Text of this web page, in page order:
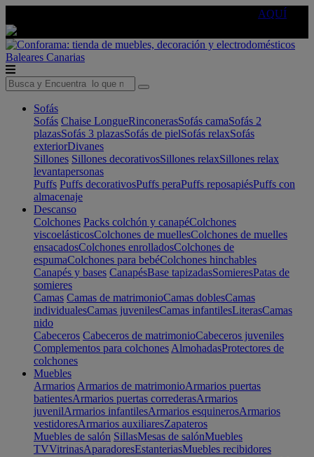
AQUÍ
Baleares Canarias
Sofás
Sofás Chaise LongueRinconerasSofás camaSofás 2
plazasSofás 3 plazasSofás de pielSofás relaxSofás
exteriorDivanes
Sillones Sillones decorativosSillones relaxSillones relax
levantapersonas
Puffs Puffs decorativosPuffs peraPuffs reposapiésPuffs con
almacenaje
Descanso
Colchones Packs colchón y canapéColchones
viscoelásticosColchones de muellesColchones de muelles
ensacadosColchones enrolladosColchones de
espumaColchones para bebéColchones hinchables
Canapés y bases CanapésBase tapizadasSomieresPatas de
somieres
Camas Camas de matrimonioCamas doblesCamas
individualesCamas juvenilesCamas infantilesLiterasCamas
nido
Cabeceros Cabeceros de matrimonioCabeceros juveniles
Complementos para colchones AlmohadasProtectores de
colchones
Muebles
Armarios Armarios de matrimonioArmarios puertas
batientesArmarios puertas correderasArmarios
juvenilArmarios infantilesArmarios esquinerosArmarios
vestidoresArmarios auxiliaresZapateros
Muebles de salón SillasMesas de salónMuebles
TVVitrinasAparadoresEstanteriasMuebles recibidores